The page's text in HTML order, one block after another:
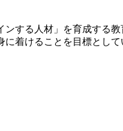
する人材」を育成する教
着けることを目標として